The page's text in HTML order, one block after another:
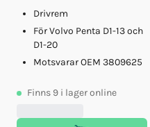
Drivrem
För Volvo Penta D1-13 och
D1-20
Motsvarar OEM 3809625
Finns 9 i lager online